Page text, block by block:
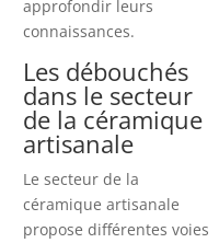
approfondir leurs
connaissances.
Les débouchés
dans le secteur
de la céramique
artisanale
Le secteur de la
céramique artisanale
propose différentes voies